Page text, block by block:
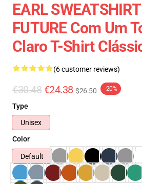
EARL
FUTURE Com Um
Claro T-Shirt
(6 customer reviews)
€30.48 €24.38 $26.50 -20%
Type
Unisex
Color
Default